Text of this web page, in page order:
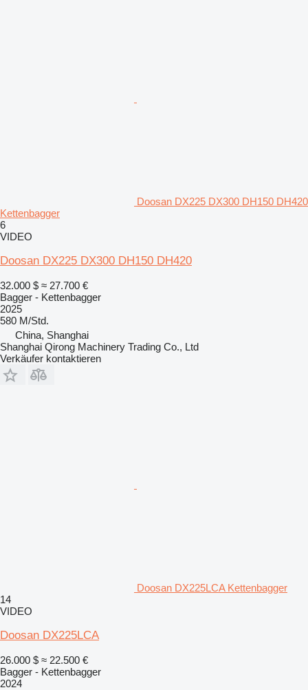
Doosan DX225 DX300 DH150 DH420
Kettenbagger
6
VIDEO
Doosan DX225 DX300 DH150 DH420
32.000 $ ≈ 27.700 €
Bagger - Kettenbagger
2025
580 M/Std.
China, Shanghai
Shanghai Qirong Machinery Trading Co., Ltd
Verkäufer kontaktieren
Doosan DX225LCA Kettenbagger
14
VIDEO
Doosan DX225LCA
26.000 $ ≈ 22.500 €
Bagger - Kettenbagger
2024